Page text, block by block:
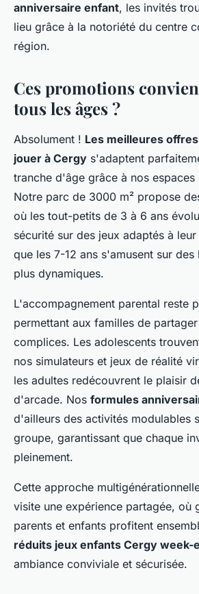
anniversaire enfant, les invités
lieu grâce à la notoriété du centre
région.
Ces promotions
tous les âges ?
Absolument ! Les meilleures
jouer à Cergy s'adaptent
tranche d'âge grâce à nos espaces
Notre parc de 3000 m² propose
où les tout-petits de 3 à 6 ans
sécurité sur des jeux adaptés à
que les 7-12 ans s'amusent sur
plus dynamiques.
L'accompagnement parental reste
permettant aux familles de
complices. Les adolescents
nos simulateurs et jeux de réalité
les adultes redécouvrent le plaisir
d'arcade. Nos formules
d'ailleurs des activités modulables
groupe, garantissant que chaque
pleinement.
Cette approche
visite une expérience partagée, où
parents et enfants profitent
réduits jeux enfants Cergy week-
ambiance conviviale et sécurisée.